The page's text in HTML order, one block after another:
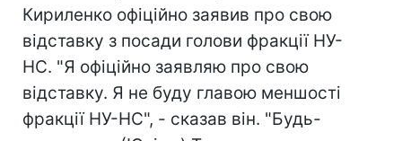
Кириленко офіційно заявив про свою
відставку з посади голови фракції НУ-
НС. "Я офіційно заявляю про свою
відставку. Я не буду главою меншості
фракції НУ-НС", - сказав він. "Будь-